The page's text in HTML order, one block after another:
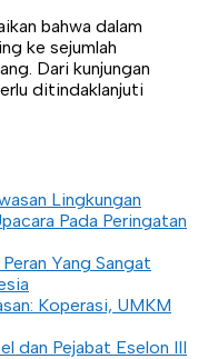
bahwa dalam
ke sejumlah
Dari kunjungan
ditindaklanjuti
Lingkungan
Pada Peringatan
Yang Sangat
Koperasi, UMKM
dan Pejabat Eselon III